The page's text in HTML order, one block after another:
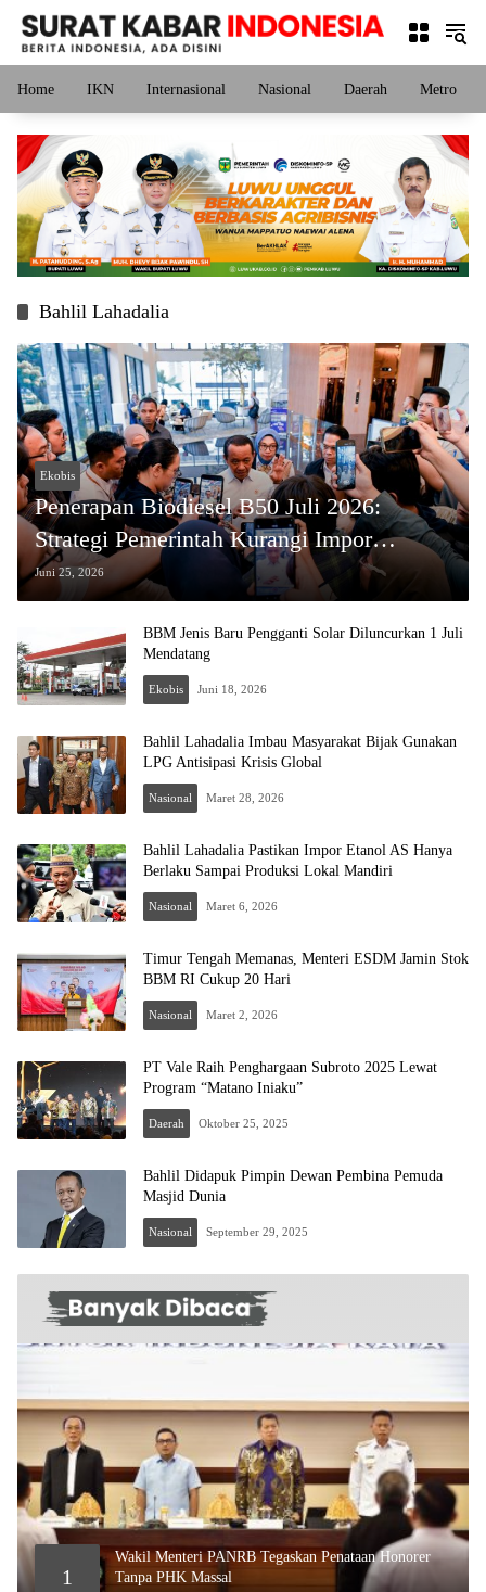
Langsung
konten
Home IKN Internasional Nasional Daerah Metro
Bahlil Lahadalia
Ekobis
Penerapan Biodiesel B50 Juli 2026:
Strategi Pemerintah Kurangi Impor
Minyak dan Emisi
Juni 25, 2026
BBM Jenis Baru Pengganti Solar Diluncurkan 1 Juli
Mendatang
Ekobis Juni 18, 2026
Bahlil Lahadalia Imbau Masyarakat Bijak Gunakan
LPG Antisipasi Krisis Global
Nasional Maret 28, 2026
Bahlil Lahadalia Pastikan Impor Etanol AS Hanya
Berlaku Sampai Produksi Lokal Mandiri
Nasional Maret 6, 2026
Timur Tengah Memanas, Menteri ESDM Jamin Stok
BBM RI Cukup 20 Hari
Nasional Maret 2, 2026
PT Vale Raih Penghargaan Subroto 2025 Lewat
Program “Matano Iniaku”
Daerah Oktober 25, 2025
Bahlil Didapuk Pimpin Dewan Pembina Pemuda
Masjid Dunia
Nasional September 29, 2025
1
Wakil Menteri PANRB Tegaskan Penataan Honorer
Tanpa PHK Massal